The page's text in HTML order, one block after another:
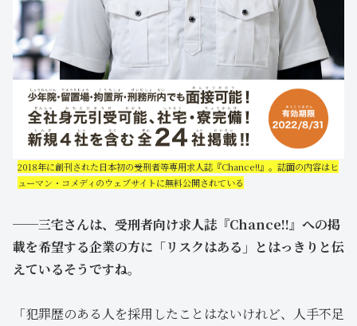
2018年に創刊された日本初の受刑者等専用求人誌『Chance!!』。誌面の内容はヒ
ューマン・コメディのウェブサイトに無料公開されている
──三宅さんは、受刑者向け求人誌『Chance!!』への掲
載を希望する企業の方に「リスクはある」とはっきりと伝
えているそうですね。
「犯罪歴のある人を採用したことはないけれど、人手不足